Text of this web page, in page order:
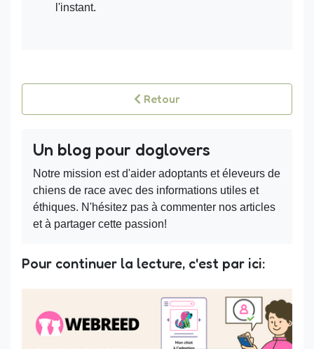
l'instant.
Retour
Un blog pour doglovers
Notre mission est d'aider adoptants et éleveurs de
chiens de race avec des informations utiles et
éthiques. N'hésitez pas à commenter nos articles
et à partager cette passion!
Pour continuer la lecture, c'est par ici: